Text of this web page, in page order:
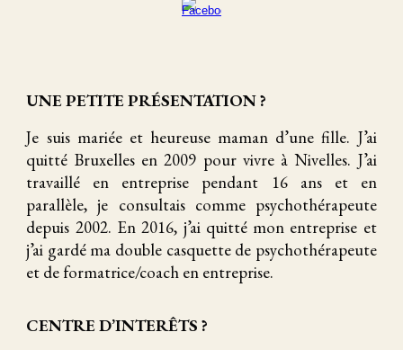
UNE PETITE PRÉSENTATION ?
Je suis mariée et heureuse maman d’une fille. J’ai
quitté Bruxelles en 2009 pour vivre à Nivelles. J’ai
travaillé en entreprise pendant 16 ans et en
parallèle, je consultais comme psychothérapeute
depuis 2002. En 2016, j’ai quitté mon entreprise et
j’ai gardé ma double casquette de psychothérapeute
et de formatrice/coach en entreprise.
CENTRE D’INTERÊTS ?